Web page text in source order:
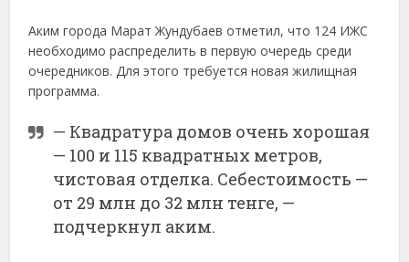
Аким города Марат Жундубаев отметил, что 124 ИЖС
необходимо распределить в первую очередь среди
очередников. Для этого требуется новая жилищная
программа.
— Квадратура домов очень хорошая
— 100 и 115 квадратных метров,
чистовая отделка. Себестоимость —
от 29 млн до 32 млн тенге, —
подчеркнул аким.